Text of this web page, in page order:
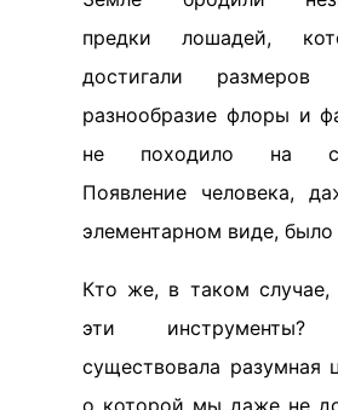
предки лошадей,
достигали
разнообразие флоры и
не походило на
Появление человека,
элементарном виде,
Кто же, в таком случае,
эти инструменты?
существовала разумная
о которой мы даже не